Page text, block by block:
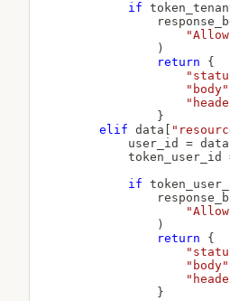
if
)
return
{
"body"
}
elif data
            user_id
= data
            token_user_id
if
)
return
{
"body"
}